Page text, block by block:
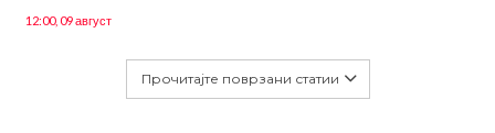
12:00, 09 август
Прочитајте поврзани статии